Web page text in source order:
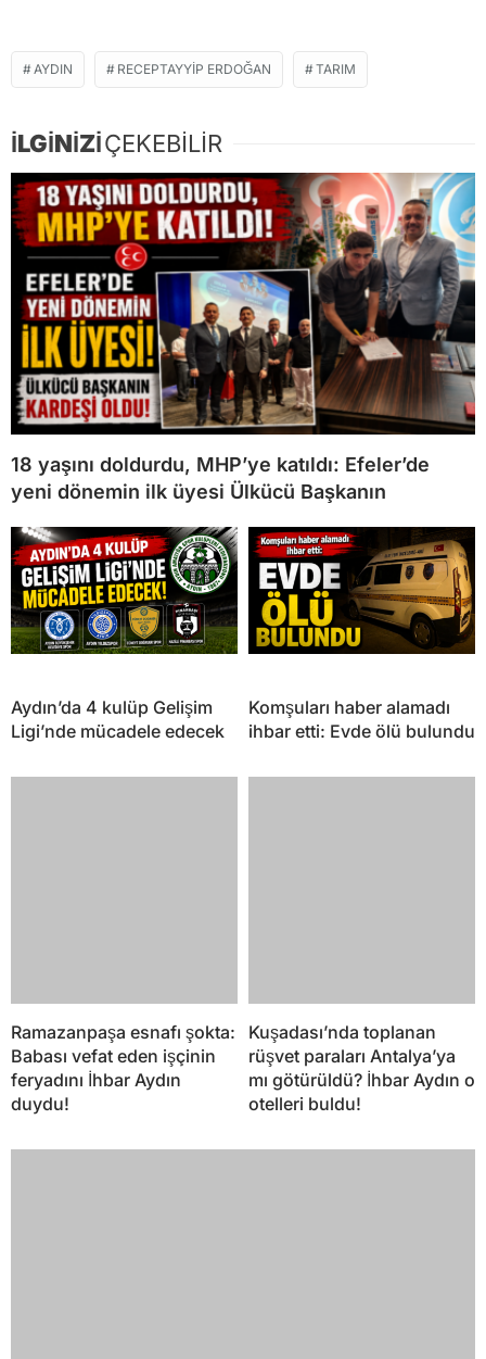
AYDIN RECEPTAYYIP ERDOĞAN TARIM
İLGİNİZİÇEKEBİLİR
18 yaşını doldurdu, MHP’ye katıldı: Efeler’de
yeni dönemin ilk üyesi Ülkücü Başkanın
Aydın’da 4 kulüp Gelişim
Ligi’nde mücadele edecek
Komşuları haber alamadı
ihbar etti: Evde ölü bulundu
Ramazanpaşa esnafı şokta:
Babası vefat eden işçinin
feryadını İhbar Aydın
duydu!
Kuşadası’nda toplanan
rüşvet paraları Antalya’ya
mı götürüldü? İhbar Aydın o
otelleri buldu!